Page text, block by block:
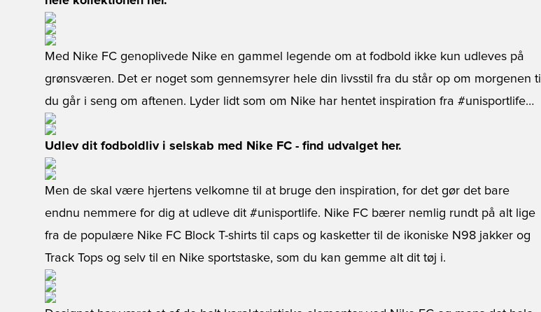
Med Nike FC genoplivede Nike en gammel legende om at fodbold ikke kun udleves på
grønsværen. Det er noget som gennemsyrer hele din livsstil fra du står op om morgenen til
du går i seng om aftenen. Lyder lidt som om Nike har hentet inspiration fra #unisportlife…
Udlev dit fodboldliv i selskab med Nike FC - find udvalget her.
Men de skal være hjertens velkomne til at bruge den inspiration, for det gør det bare
endnu nemmere for dig at udleve dit #unisportlife. Nike FC bærer nemlig rundt på alt lige
fra de populære Nike FC Block T-shirts til caps og kasketter til de ikoniske N98 jakker og
Track Tops og selv til en Nike sportstaske, som du kan gemme alt dit tøj i.